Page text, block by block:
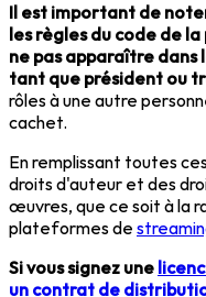
Il est important de
les règles du code de
ne pas apparaître
tant que président ou
rôles à une autre
cachet.
En remplissant toutes
droits d'auteur et des
œuvres, que ce soit à la
plateformes de
Si vous signez une
un contrat de